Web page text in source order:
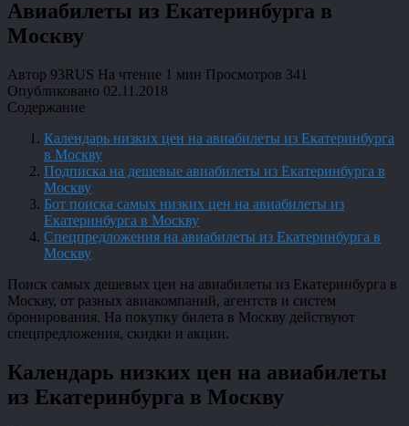
Авиабилеты из Екатеринбурга в
Москву
Автор 93RUS На чтение 1 мин Просмотров 341
Опубликовано 02.11.2018
Содержание
Календарь низких цен на авиабилеты из Екатеринбурга
в Москву
Подписка на дешевые авиабилеты из Екатеринбурга в
Москву
Бот поиска самых низких цен на авиабилеты из
Екатеринбурга в Москву
Спецпредложения на авиабилеты из Екатеринбурга в
Москву
Поиск самых дешевых цен на авиабилеты из Екатеринбурга в
Москву, от разных авиакомпаний, агентств и систем
бронирования. На покупку билета в Москву действуют
спецпредложения, скидки и акции.
Календарь низких цен на авиабилеты
из Екатеринбурга в Москву